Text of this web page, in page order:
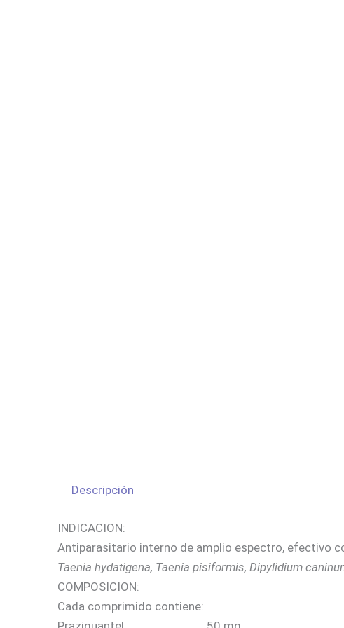
Descripción
INDICACION:
Antiparasitario interno de amplio espectro, efectivo
Taenia hydatigena, Taenia pisiformis, Dipylidium
COMPOSICION:
Cada comprimido contiene: